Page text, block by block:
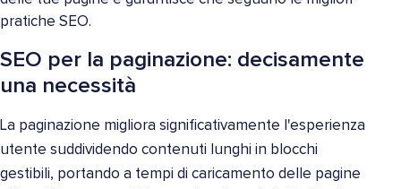
pratiche SEO.
SEO per la paginazione: decisamente
una necessità
La paginazione migliora significativamente l'esperienza
utente suddividendo contenuti lunghi in blocchi
gestibili, portando a tempi di caricamento delle pagine